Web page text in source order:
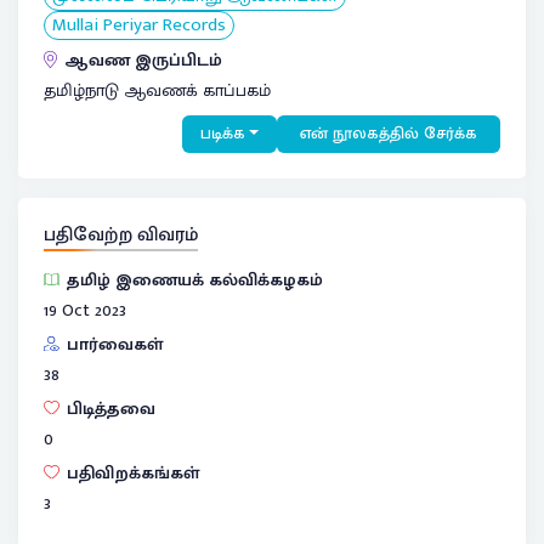
Mullai Periyar Records
ஆவண இருப்பிடம்
தமிழ்நாடு ஆவணக் காப்பகம்
படிக்க என் நூலகத்தில் சேர்க்க
பதிவேற்ற விவரம்
தமிழ் இணையக் கல்விக்கழகம்
19 Oct 2023
பார்வைகள்
38
பிடித்தவை
0
பதிவிறக்கங்கள்
3